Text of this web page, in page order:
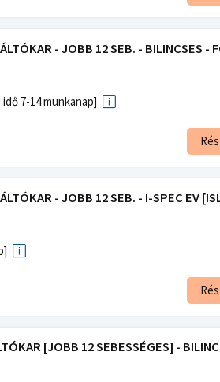
- JOBB 12 SEB. - BILINCSES
7-14 munkanap]
- JOBB 12 SEB. - I-SPEC EV
[JOBB 12 SEBESSÉGES] -